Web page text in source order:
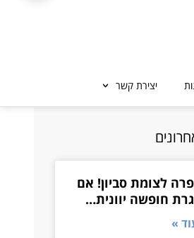
יצירת קשר
לצומת סביון! אם
חופשה יוונית…
»